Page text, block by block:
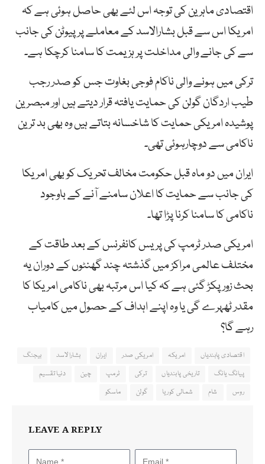
اقتصادی ماہرین کی توجہ اس لئے بھی حاصل ہوئی ہے کہ
امریکا اس سے قبل بشارالاسد کے معاملے پر پیوٹن کی جانب
سے کی جانے والی مداخلت پر ہزیمت کا سامنا کرچکا ہے۔
ترکی میں ہونے والی ناکام فوجی بغاوت جس کو صدر رجب
طیب اردگان گولن کی حمایت یافتہ قرار دیتے ہیں اور مبصرین
پوشیدہ امریکی حمایت کا شاخسانہ بتاتے ہیں وہ بھی بد ترین
ناکامی سے دوچارہوئی تھی۔
ایران میں دو ماہ قبل حکومت مخالف تحریک کو بھی امریکا
کی جانب سے حمایت کا اعلان سامنے آنے کے باوجود
ناکامی کا سامنا کرنا پڑا تھا۔
امریکی صدر ٹرمپ کی پریس کانفرنس کے بعد طاقت کے
مختلف عالمی مراکز میں گذشتہ چند گھنٹوں کے دوران یہ
بحث زور پکڑ گئی ہے کہ کیا اس مرتبہ بھی ناکامی امریکا کا
مقدر ٹھہرے گی یا وہ اپنے اہداف کے حصول میں کامیاب
رہے گا؟
اقتصادی پابندیاں امریکہ امریکی صدر ایران بشارالاسد
بیجنگ
پیانگ یانگ
تاریخی پابندیاں ترکی ٹرمپ چین
دنیا تقسیم
روس
شام شمالی کوریا گولن ماسکو
LEAVE A REPLY